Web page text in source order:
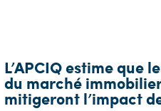
L’APCIQ estime que
du marché
mitigeront l’impact